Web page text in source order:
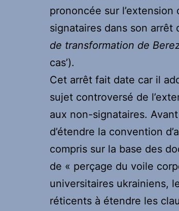
prononcée sur
signataires dans son arrêt
de transformation de
cas’).
Cet arrêt fait date car il
sujet controversé de
aux non-signataires.
d’étendre la convention
compris sur la base des
de « perçage du voile
universitaires ukrainiens,
réticents à étendre les